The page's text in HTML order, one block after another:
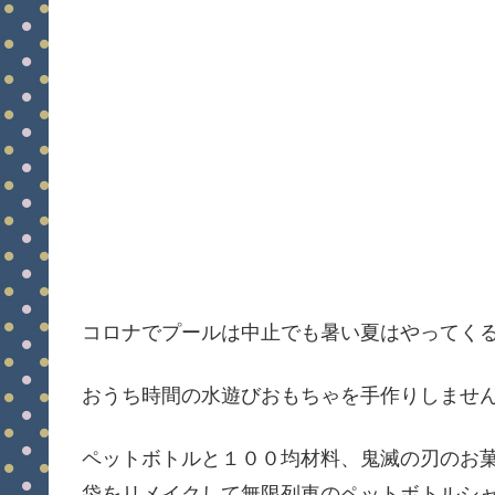
コロナでプールは中止でも暑い夏はやってくる
おうち時間の水遊びおもちゃを手作りしませ
ペットボトルと１００均材料、鬼滅の刃のお